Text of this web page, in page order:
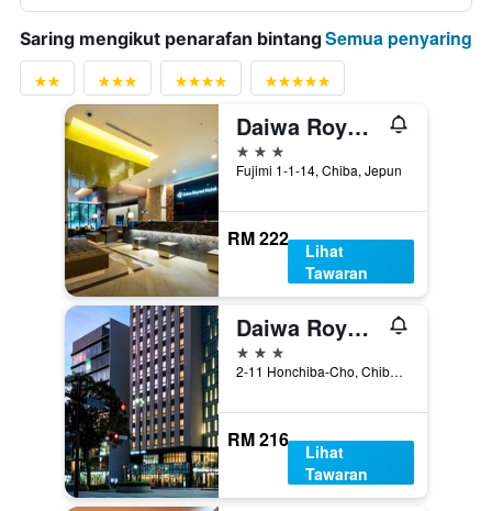
Saring mengikut penarafan bintangSemua penyaring
Daiwa Roynet Hotel Chiba Ekimae
3 bintang
Fujimi 1-1-14, Chiba, Jepun
RM 222
Lihat
Tawaran
Daiwa Roynet Hotel Chiba-chuo
3 bintang
2-11 Honchiba-Cho, Chiba, Jepun
RM 216
Lihat
Tawaran